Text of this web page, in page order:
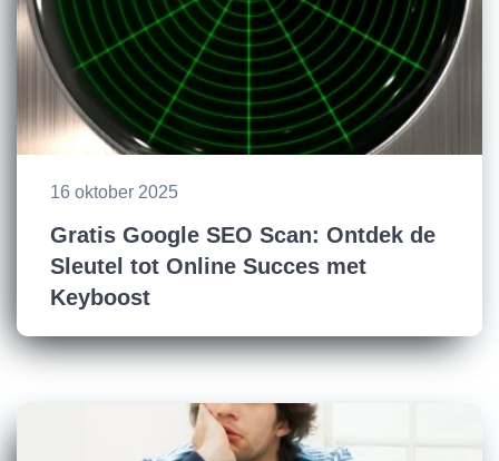
16 oktober 2025
Gratis Google SEO Scan: Ontdek de
Sleutel tot Online Succes met
Keyboost